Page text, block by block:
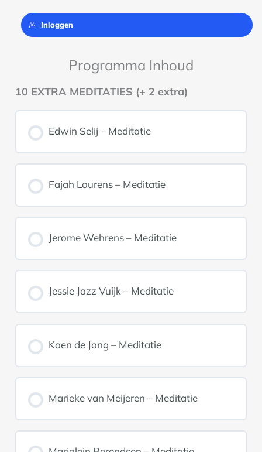
Inloggen
Programma Inhoud
10 EXTRA MEDITATIES (+ 2 extra)
Edwin Selij – Meditatie
Fajah Lourens – Meditatie
Jerome Wehrens – Meditatie
Jessie Jazz Vuijk – Meditatie
Koen de Jong – Meditatie
Marieke van Meijeren – Meditatie